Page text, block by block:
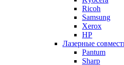
Ricoh
Samsung
Xerox
НР
Лазерные
Pantum
Sharp